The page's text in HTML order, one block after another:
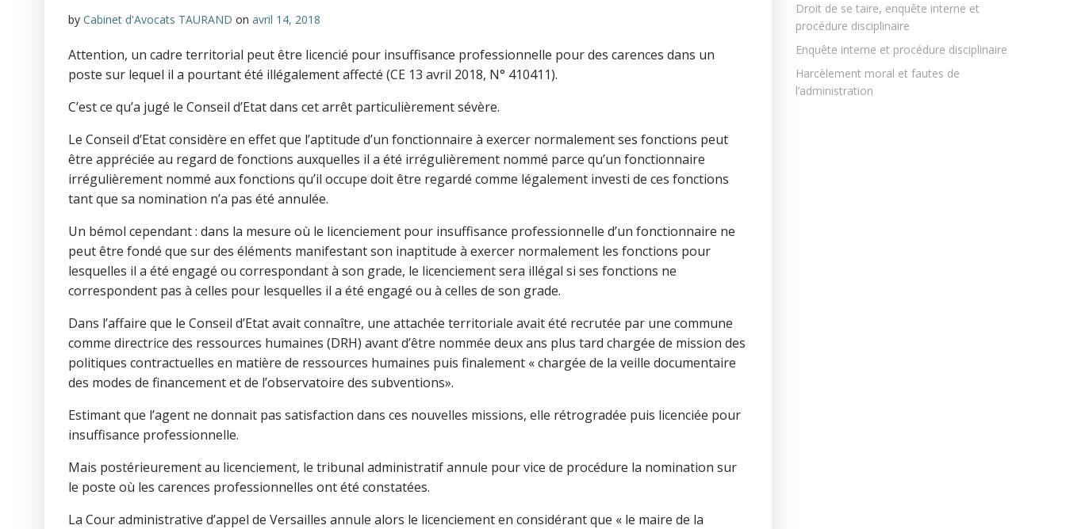
by Cabinet d'Avocats TAURAND on avril 14, 2018
Attention, un cadre territorial peut être licencié pour insuffisance professionnelle pour des carences dans un
poste sur lequel il a pourtant été illégalement affecté (CE 13 avril 2018, N° 410411).
C’est ce qu’a jugé le Conseil d’Etat dans cet arrêt particulièrement sévère.
Le Conseil d’Etat considère en effet que l’aptitude d’un fonctionnaire à exercer normalement ses fonctions peut
être appréciée au regard de fonctions auxquelles il a été irrégulièrement nommé parce qu’un fonctionnaire
irrégulièrement nommé aux fonctions qu’il occupe doit être regardé comme légalement investi de ces fonctions
tant que sa nomination n’a pas été annulée.
Un bémol cependant : dans la mesure où le licenciement pour insuffisance professionnelle d’un fonctionnaire ne
peut être fondé que sur des éléments manifestant son inaptitude à exercer normalement les fonctions pour
lesquelles il a été engagé ou correspondant à son grade, le licenciement sera illégal si ses fonctions ne
correspondent pas à celles pour lesquelles il a été engagé ou à celles de son grade.
Dans l’affaire que le Conseil d’Etat avait connaître, une attachée territoriale avait été recrutée par une commune
comme directrice des ressources humaines (DRH) avant d’être nommée deux ans plus tard chargée de mission des
politiques contractuelles en matière de ressources humaines puis finalement « chargée de la veille documentaire
des modes de financement et de l’observatoire des subventions».
Estimant que l’agent ne donnait pas satisfaction dans ces nouvelles missions, elle rétrogradée puis licenciée pour
insuffisance professionnelle.
Mais postérieurement au licenciement, le tribunal administratif annule pour vice de procédure la nomination sur
le poste où les carences professionnelles ont été constatées.
La Cour administrative d’appel de Versailles annule alors le licenciement en considérant que « le maire de la
Droit de se taire, enquête interne et
procédure disciplinaire
Enquête interne et procédure disciplinaire
Harcèlement moral et fautes de
l’administration